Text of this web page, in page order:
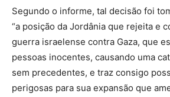
Segundo o informe, tal decisão foi
“a posição da Jordânia que rejeita e
guerra israelense contra Gaza, que
pessoas inocentes, causando uma
sem precedentes, e traz consigo
perigosas para sua expansão que